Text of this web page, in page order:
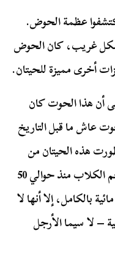
اكتشفوا عظمة الحوض.
غريب، كان الحوض
أخرى مميزة للحيتان.
أن هذا الحوت كان
عاش ما قبل التاريخ
هذه الحيتان من
أنواع قديمة من الحيوانات البرية بحجم الكلاب منذ حوالي 50
بالكامل، إلا أنها لا
– لا سيما الأرجل